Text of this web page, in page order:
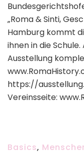
„Roma & Sinti,
Hamburg kommt
ihnen in die
Ausstellung
https://
Vereinsseite:
Basics,